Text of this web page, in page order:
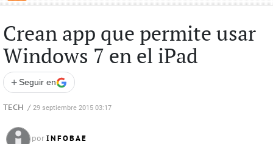
Crean app que permite usar
Windows 7 en el iPad
+ Seguir en
TECH / 29 septiembre 2015 03:17
por INFOBAE